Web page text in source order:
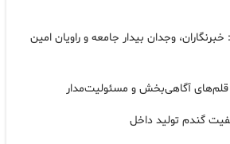
وجدان بیدار جامعه و راویان امین
قلم‌های آگاهی‌بخش و مسئولیت‌مدار
گندم تولید داخل